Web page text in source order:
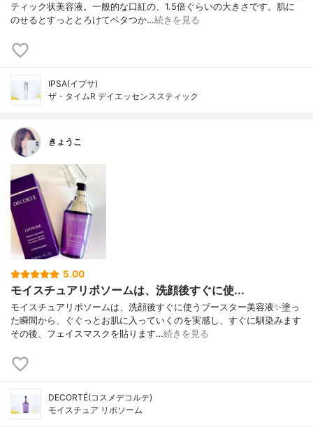
ティック状美容液。一般的な口紅の、1.5倍ぐらいの大きさです。肌に
のせるとすっととろけてベタつか…続きを見る
IPSA(イプサ)
ザ・タイムR デイエッセンススティック
きょうこ
5.00
モイスチュアリポソームは、洗顔後すぐに使...
モイスチュアリポソームは、洗顔後すぐに使うブースター美容液✨塗っ
た瞬間から、ぐぐっとお肌に入っていくのを実感し、すぐに馴染みます
その後、フェイスマスクを貼ります…続きを見る
DECORTÉ(コスメデコルテ)
モイスチュア リポソーム